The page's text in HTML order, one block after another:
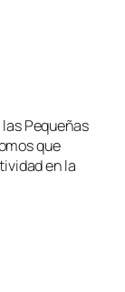
Pequeñas
que
en la